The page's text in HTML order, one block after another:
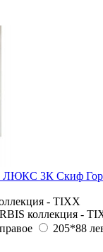
ЛЮКС 3К Скиф
- TIXX
коллекция -
205*88